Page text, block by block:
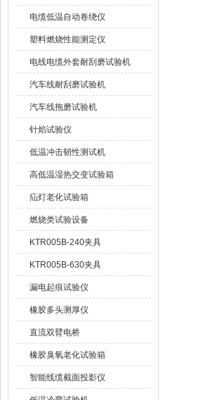
电缆低温自动卷绕仪
塑料燃烧性能测定仪
电线电缆外套耐刮磨试验机
汽车线耐刮磨试验机
汽车线拖磨试验机
针焰试验仪
低温冲击韧性测试机
高低温湿热交变试验箱
疝灯老化试验箱
燃烧类试验设备
KTR005B-240夹具
KTR005B-630夹具
漏电起痕试验仪
橡胶多头测厚仪
直流双臂电桥
橡胶臭氧老化试验箱
智能线缆截面投影仪